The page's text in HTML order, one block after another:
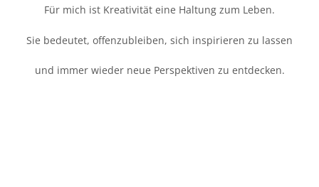
Für mich ist Kreativität eine Haltung zum Leben.
Sie bedeutet, offenzubleiben, sich inspirieren zu lassen
und immer wieder neue Perspektiven zu entdecken.